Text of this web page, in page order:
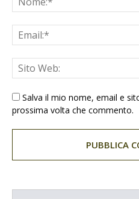
Salva il mio nome, email e
prossima volta che commento.